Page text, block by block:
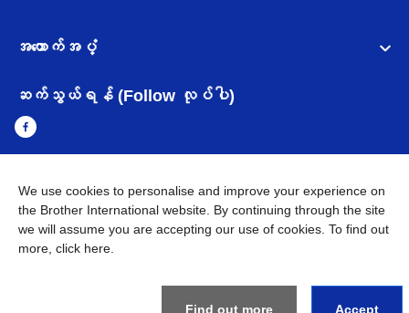
အထောက်အပံ့
ဆက်သွယ်ရန် (Follow လုပ်ပါ)
Myanmar Brother ၏ ကမ္ဘာတစ်ဝန်းရှိ ကွန်ယက်များ
အချက်အလက်မူဝါဒ အသုံးပြုမူဝါဒ
Brother Global ဝက်ဆိုဒ်သို့သွားရန်
We use cookies to personalise and improve your experience on
the Brother International website. By continuing through the site
we will assume you are accepting our use of cookies. To find out
more, click here
Find out more Accept